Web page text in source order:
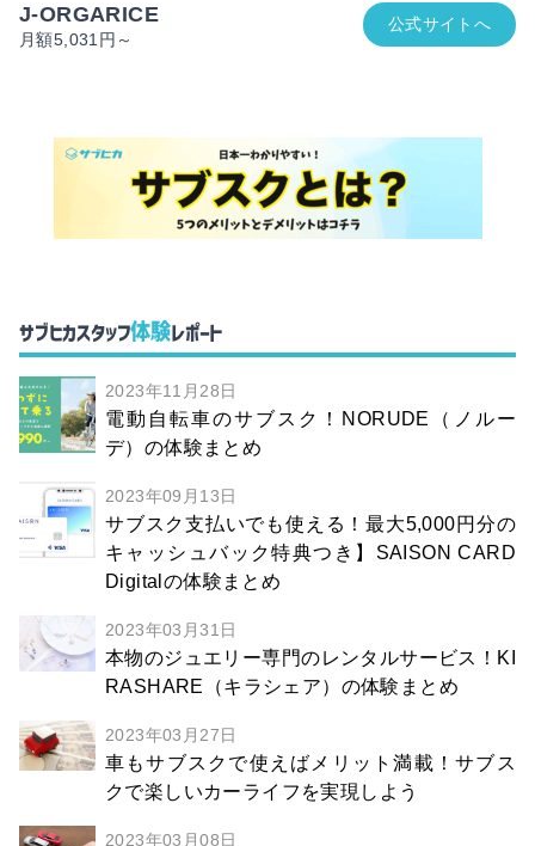
J-ORGARICE
月額5,031円～
公式サイトへ
サブヒカスタッフ体験レポート
2023年11月28日
電動自転車のサブスク！NORUDE（ノルー
デ）の体験まとめ
2023年09月13日
サブスク支払いでも使える！最大5,000円分の
キャッシュバック特典つき】SAISON CARD
Digitalの体験まとめ
2023年03月31日
本物のジュエリー専門のレンタルサービス！KI
RASHARE（キラシェア）の体験まとめ
2023年03月27日
車もサブスクで使えばメリット満載！サブス
クで楽しいカーライフを実現しよう
2023年03月08日